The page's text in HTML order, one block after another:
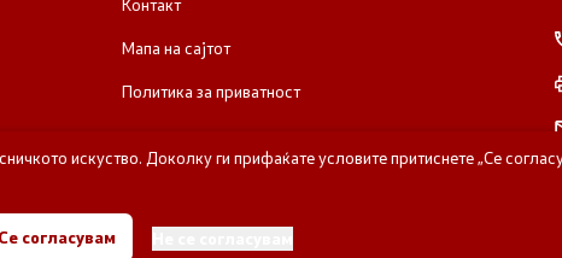
Мапа на сајтот
Политика за приватност
невладините организации - Влада на Република Северна Македонија
искуство. Доколку ги прифаќате условите притиснете „Се
Се согласувам